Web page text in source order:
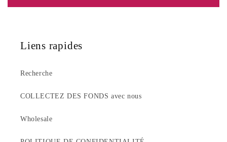
Liens rapides
Recherche
COLLECTEZ DES FONDS avec nous
Wholesale